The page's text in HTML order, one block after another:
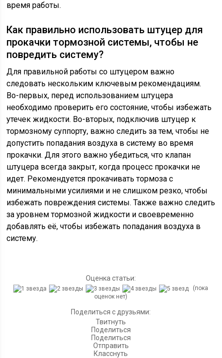
время работы.
Как правильно использовать штуцер для
прокачки тормозной системы, чтобы не
повредить систему?
Для правильной работы со штуцером важно
следовать нескольким ключевым рекомендациям.
Во-первых, перед использованием штуцера
необходимо проверить его состояние, чтобы избежать
утечек жидкости. Во-вторых, подключив штуцер к
тормозному суппорту, важно следить за тем, чтобы не
допустить попадания воздуха в систему во время
прокачки. Для этого важно убедиться, что клапан
штуцера всегда закрыт, когда процесс прокачки не
идет. Рекомендуется прокачивать тормоза с
минимальными усилиями и не слишком резко, чтобы
избежать повреждения системы. Также важно следить
за уровнем тормозной жидкости и своевременно
добавлять её, чтобы избежать попадания воздуха в
систему.
Оценка статьи:
(пока
оценок нет)
Поделиться с друзьями:
Твитнуть
Поделиться
Поделиться
Отправить
Класснуть